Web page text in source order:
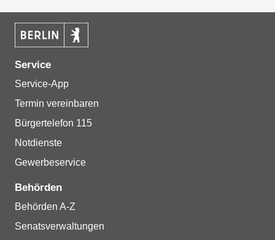
Service
Service-App
Termin vereinbaren
Bürgertelefon 115
Notdienste
Gewerbeservice
Behörden
Behörden A-Z
Senatsverwaltungen